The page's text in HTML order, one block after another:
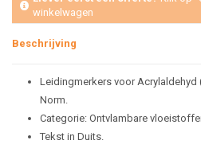
winkelwagen
Beschrijving
Leidingmerkers voor
Norm.
Categorie: Ontvlambare
Tekst in Duits.